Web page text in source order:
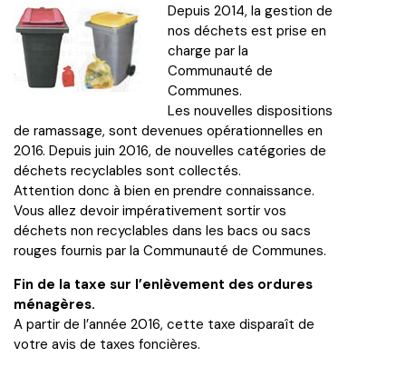
Depuis 2014, la gestion de
nos déchets est prise en
charge par la
Communauté de
Communes.
Les nouvelles dispositions
de ramassage, sont devenues opérationnelles en
2016. Depuis juin 2016, de nouvelles catégories de
déchets recyclables sont collectés.
Attention donc à bien en prendre connaissance.
Vous allez devoir impérativement sortir vos
déchets non recyclables dans les bacs ou sacs
rouges fournis par la Communauté de Communes.
Fin de la taxe sur l’enlèvement des ordures
ménagères.
A partir de l’année 2016, cette taxe disparaît de
votre avis de taxes foncières.